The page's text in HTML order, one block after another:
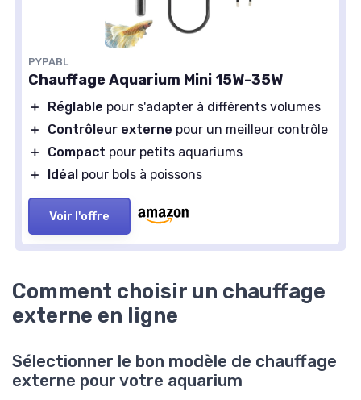
PYPABL
Chauffage Aquarium Mini 15W-35W
＋ Réglable pour s'adapter à différents volumes
＋
Contrôleur externe pour un meilleur contrôle
＋
Compact pour petits aquariums
＋
Idéal pour bols à poissons
Voir l'offre
Comment choisir un chauffage
externe en ligne
Sélectionner le bon modèle de chauffage
externe pour votre aquarium